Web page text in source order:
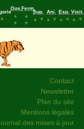
▼
Ouv.
▲
▼
Ferm.
▲
▼
Sup.
▲
▼
Ani.
▲
▼
Esp.
▲
▼
Visit.
▲
▼
Contact
Newsletter
Plan du site
Mentions légales
des mises à jour